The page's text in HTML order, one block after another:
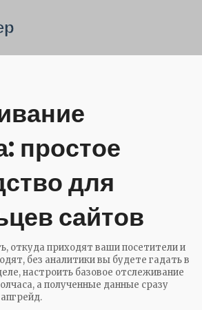
простое
для
сайтов
откуда приходят ваши посетители и
без аналитики вы будете гадать в
настроить базовое отслеживание
а полученные данные сразу